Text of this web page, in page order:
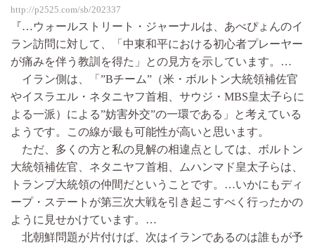
http://p2525.com/sb/202337
『…ウォールストリート・ジャーナルは、あべぴょんのイ
ラン訪問に対して、「中東和平における初心者プレーヤー
が痛みを伴う教訓を得た」との見方を示しています。…
イラン側は、「”Bチーム”（米・ボルトン大統領補佐官
やイスラエル・ネタニヤフ首相、サウジ・MBS皇太子らに
よる一派）による”妨害外交”の一環である」と考えている
ようです。この線が最も可能性が高いと思います。
ただ、多くの方と私の見解の相違点としては、ボルトン
大統領補佐官、ネタニヤフ首相、ムハンマド皇太子らは、
トランプ大統領の仲間だということです。…いかにもディ
ープ・ステートが第三次大戦を引き起こすべく行ったかの
ように見せかけています。…
北朝鮮問題が片付けば、次はイランであるのは誰もが予